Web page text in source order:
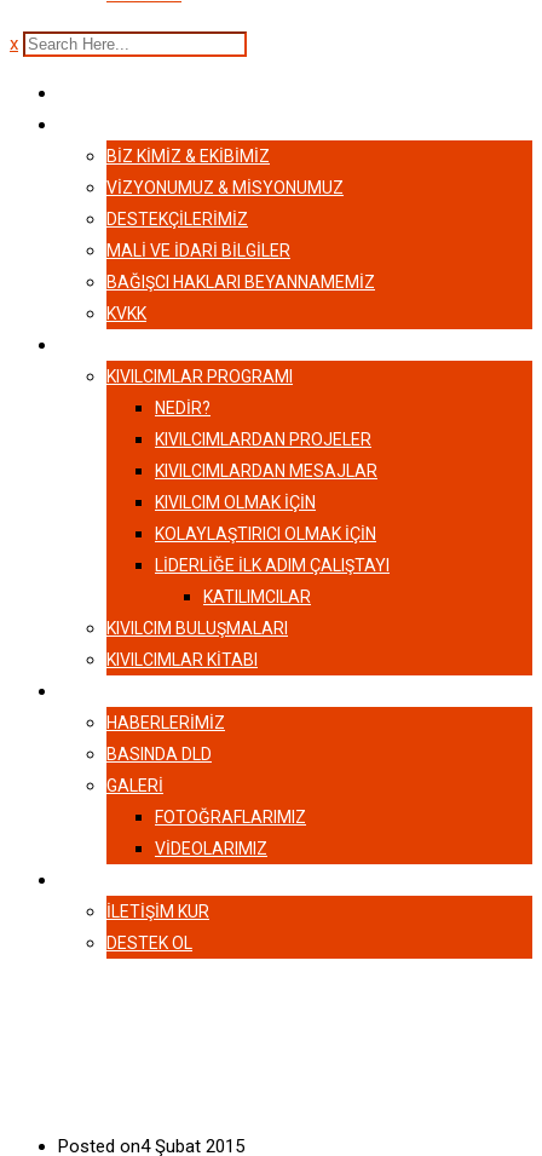
x
BIZ KIMIZ & EKIBIMIZ
VİZYONUMUZ & MİSYONUMUZ
DESTEKÇILERIMIZ
MALI VE İDARI BILGILER
BAĞIŞCI HAKLARI BEYANNAMEMIZ
KVKK
KIVILCIMLAR PROGRAMI
NEDİR?
KIVILCIMLARDAN PROJELER
KIVILCIMLARDAN MESAJLAR
KIVILCIM OLMAK İÇİN
KOLAYLAŞTIRICI OLMAK İÇİN
LIDERLIĞE İLK ADIM ÇALIŞTAYI
KATILIMCILAR
KIVILCIM BULUŞMALARI
KIVILCIMLAR KITABI
HABERLERIMIZ
BASINDA DLD
GALERI
FOTOĞRAFLARIMIZ
VIDEOLARIMIZ
İLETIŞIM KUR
DESTEK OL
Posted on4 Şubat 2015